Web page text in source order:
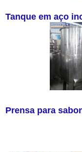
Tanque em aço
Prensa para